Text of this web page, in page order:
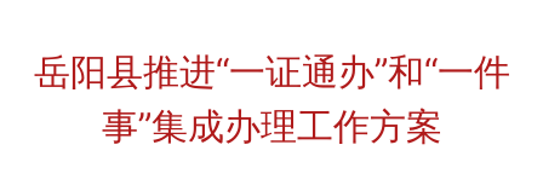
岳阳县推进“一证通办”和“一件
事”集成办理工作方案